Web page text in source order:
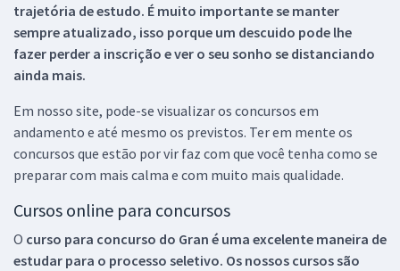
trajetória de estudo. É muito importante se manter
sempre atualizado, isso porque um descuido pode lhe
fazer perder a inscrição e ver o seu sonho se distanciando
ainda mais.
Em nosso site, pode-se visualizar os concursos em
andamento e até mesmo os previstos. Ter em mente os
concursos que estão por vir faz com que você tenha como se
preparar com mais calma e com muito mais qualidade.
Cursos online para concursos
O curso para concurso do Gran é uma excelente maneira de
estudar para o processo seletivo. Os nossos cursos são